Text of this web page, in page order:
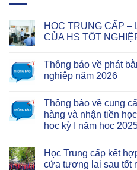
HỌC TRUNG CẤP –
CỦA HS TỐT
Thông báo về phát
nghiệp năm 2026
Thông báo về cung
hàng và nhận tiền
học kỳ I năm học
Học Trung cấp kết
cửa tương lai sau tốt